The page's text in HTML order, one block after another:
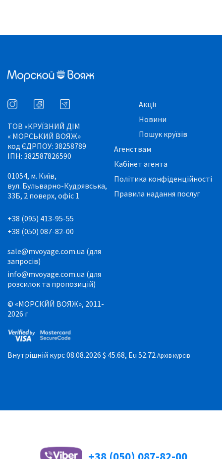
ТОВ «КРУЇЗНИЙ ДІМ
« МОРСЬКИЙ ВОЯЖ»
код ЄДРПОУ: 38258789
ІПН: 382587826590
01054, м. Київ,
вул. Бульварно-Кудрявська,
33Б, 2 поверх, офіс 1
+38 (095) 413-95-55
+38 (050) 087-82-00
sale@mvoyage.com.ua (для
запросів)
info@mvoyage.com.ua (для
розсилок та пропозицій)
© «МОРСКЙЙ ВОЯЖ», 2011-
2026 г
Акції
Новини
Пошук круїзів
Агенствам
Кабінет агента
Політика конфіденційності
Правила надання послуг
Внутрішній курс 08.08.2026 $ 45.68, Eu 52.72Архів курсів